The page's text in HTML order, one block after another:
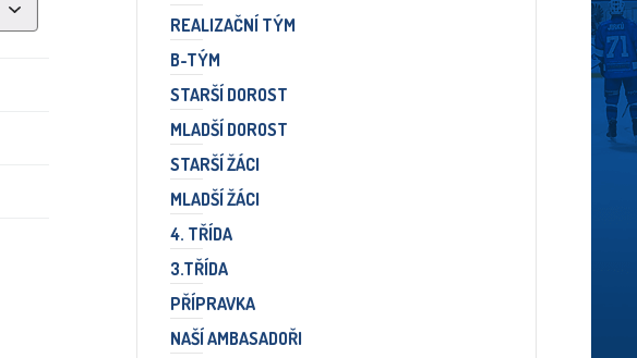
REALIZAČNÍ TÝM
B-TÝM
STARŠÍ DOROST
MLADŠÍ DOROST
STARŠÍ ŽÁCI
MLADŠÍ ŽÁCI
4. TŘÍDA
3.TŘÍDA
PŘÍPRAVKA
NAŠÍ AMBASADOŘI